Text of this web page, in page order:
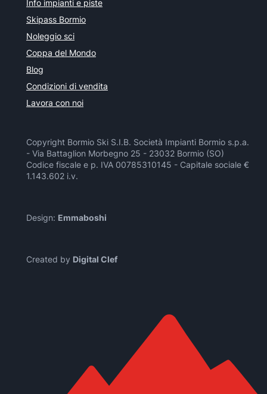
Info impianti e piste
Skipass Bormio
Noleggio sci
Coppa del Mondo
Blog
Condizioni di vendita
Lavora con noi
Copyright Bormio Ski S.I.B. Società Impianti Bormio s.p.a.
- Via Battaglion Morbegno 25 - 23032 Bormio (SO)
Codice fiscale e p. IVA 00785310145 - Capitale sociale €
1.143.602 i.v.
Design: Emmaboshi
Created by Digital Clef